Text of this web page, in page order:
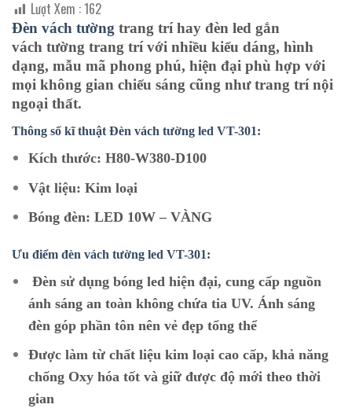
Lượt Xem :162
Đèn vách tường trang trí hay đèn led gắn
vách tường trang trí với nhiều kiểu dáng, hình
dạng, mẫu mã phong phú, hiện đại phù hợp với
mọi không gian chiếu sáng cũng như trang trí nội
ngoại thất.
Thông số kĩ thuật Đèn vách tường led VT-301:
Kích thước: H80-W380-D100
Vật liệu: Kim loại
Bóng đèn: LED 10W – VÀNG
Ưu điểm đèn vách tường led VT-301:
Đèn sử dụng bóng led hiện đại, cung cấp nguồn
ánh sáng an toàn không chứa tia UV. Ánh sáng
đèn góp phần tôn nên vẻ đẹp tổng thể
Được làm từ chất liệu kim loại cao cấp, khả năng
chống Oxy hóa tốt và giữ được độ mới theo thời
gian